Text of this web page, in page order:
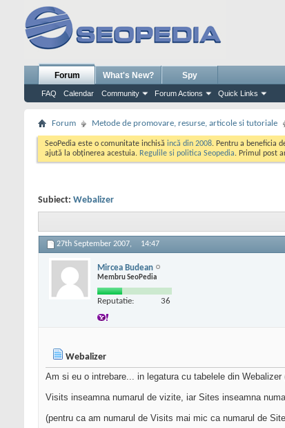
Forum
FAQ Calendar Community Forum Actions Quick Links
What's New? Spy
Forum Metode de promovare, resurse, articole si tutoriale
SeoPedia este o comunitate inchisă incă din 2008. Pentru a beneficia
ajută la obținerea acestuia. Regulile si politica Seopedia. Primul post
Subiect: Webalizer
27th September 2007, 14:47
Mircea Budean
Membru SeoPedia
Reputatie: 36
Webalizer
Am si eu o intrebare... in legatura cu tabelele din Webalizer
Visits inseamna numarul de vizite, iar Sites inseamna
(pentru ca am numarul de Visits mai mic ca numarul de